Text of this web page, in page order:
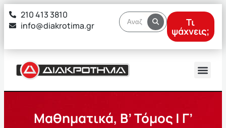
στο
περιεχόμενο
210 413 3810
info@diakrotima.gr
Τι
ψάχνεις;
Μαθηματικά, Β’ Τόμος | Γ’